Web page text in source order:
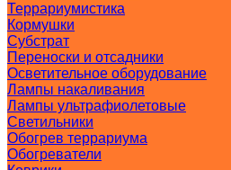
Террариумистика
Кормушки
Субстрат
Переноски и отсадники
Осветительное оборудование
Лампы накаливания
Лампы ультрафиолетовые
Светильники
Обогрев террариума
Обогреватели